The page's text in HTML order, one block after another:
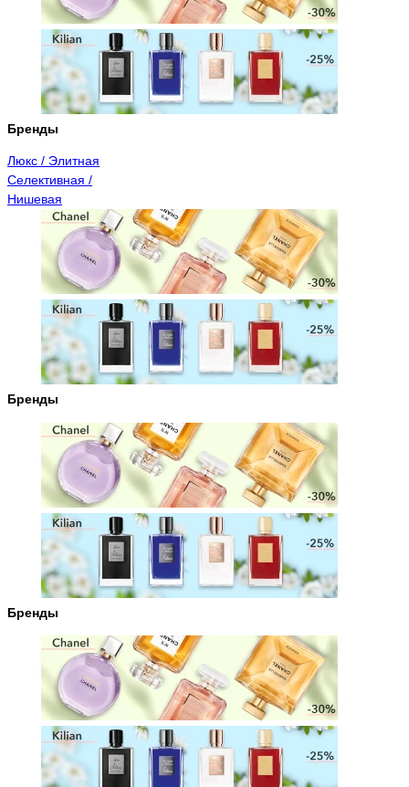
Бренды
Люкс / Элитная
Селективная /
Нишевая
Бренды
Бренды